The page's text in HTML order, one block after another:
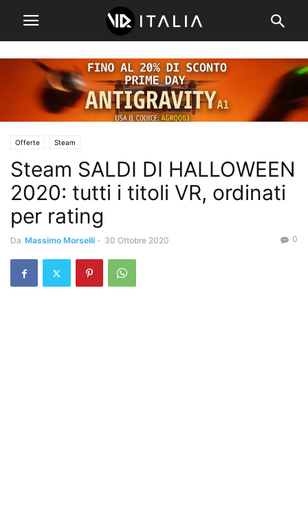
Offerte Steam
Steam SALDI DI HALLOWEEN
2020: tutti i titoli VR, ordinati
per rating
Da Massimo Morselli - 30 Ottobre 2020 0